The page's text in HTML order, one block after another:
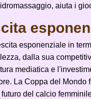
aiuta i
esponenziale in
dalla sua
mediatica e
La Coppa del
del calcio